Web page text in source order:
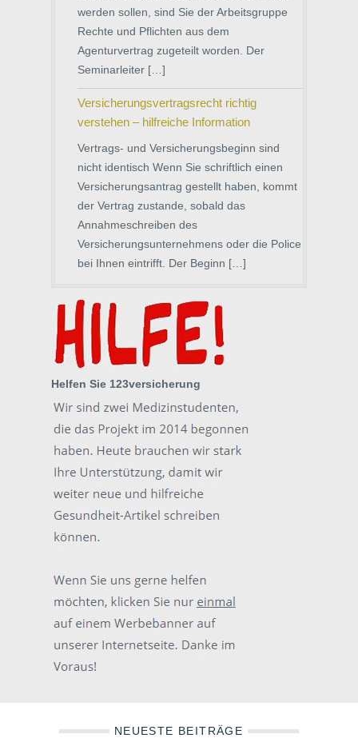
werden sollen, sind Sie der Arbeitsgruppe
Rechte und Pflichten aus dem
Agenturvertrag zugeteilt worden. Der
Seminarleiter […]
Versicherungsvertragsrecht richtig
verstehen – hilfreiche Information
Vertrags- und Versicherungsbeginn sind
nicht identisch Wenn Sie schriftlich einen
Versicherungsantrag gestellt haben, kommt
der Vertrag zustande, sobald das
Annahmeschreiben des
Versicherungsunternehmens oder die Police
bei Ihnen eintrifft. Der Beginn […]
Helfen Sie 123versicherung
NEUESTE BEITRÄGE